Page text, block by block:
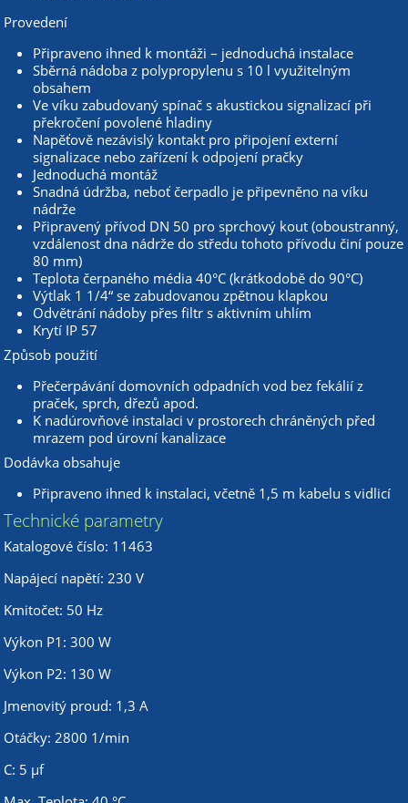
Provedení
Připraveno ihned k montáži – jednoduchá instalace
Sběrná nádoba z polypropylenu s 10 l využitelným
obsahem
Ve víku zabudovaný spínač s akustickou signalizací při
překročení povolené hladiny
Napěťově nezávislý kontakt pro připojení externí
signalizace nebo zařízení k odpojení pračky
Jednoduchá montáž
Snadná údržba, neboť čerpadlo je připevněno na víku
nádrže
Připravený přívod DN 50 pro sprchový kout (oboustranný,
vzdálenost dna nádrže do středu tohoto přívodu činí pouze
80 mm)
Teplota čerpaného média 40°C (krátkodobě do 90°C)
Výtlak 1 1/4“ se zabudovanou zpětnou klapkou
Odvětrání nádoby přes filtr s aktivním uhlím
Krytí IP 57
Způsob použití
Přečerpávání domovních odpadních vod bez fekálií z
praček, sprch, dřezů apod.
K nadúrovňové instalaci v prostorech chráněných před
mrazem pod úrovní kanalizace
Dodávka obsahuje
Připraveno ihned k instalaci, včetně 1,5 m kabelu s vidlicí
Technické parametry
Katalogové číslo: 11463
Napájecí napětí: 230 V
Kmitočet: 50 Hz
Výkon P1: 300 W
Výkon P2: 130 W
Jmenovitý proud: 1,3 A
Otáčky: 2800 1/min
C: 5 µf